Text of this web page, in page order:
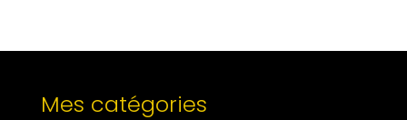
Mes catégories